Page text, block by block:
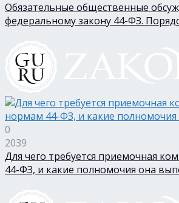
Обязательные общественные
федеральному закону 44-ФЗ.
0
2039
Для чего требуется приемочная
44-ФЗ, и какие полномочия она